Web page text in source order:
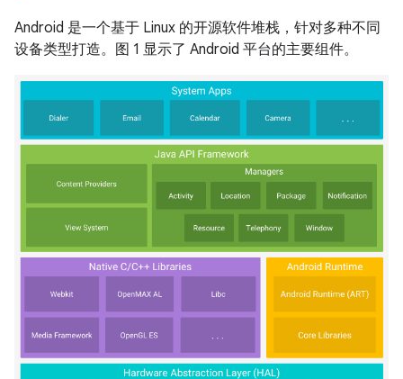
Android 是一个基于 Linux 的开源软件堆栈，针对多种不同
设备类型打造。图 1 显示了 Android 平台的主要组件。